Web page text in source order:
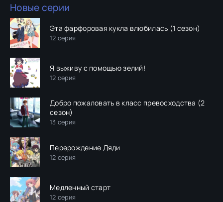
Новые серии
Эта фарфоровая кукла влюбилась (1 сезон)
12 серия
Я выживу с помощью зелий!
12 серия
Добро пожаловать в класс превосходства (2
сезон)
13 серия
Перерождение Дяди
12 серия
Медленный старт
12 серия